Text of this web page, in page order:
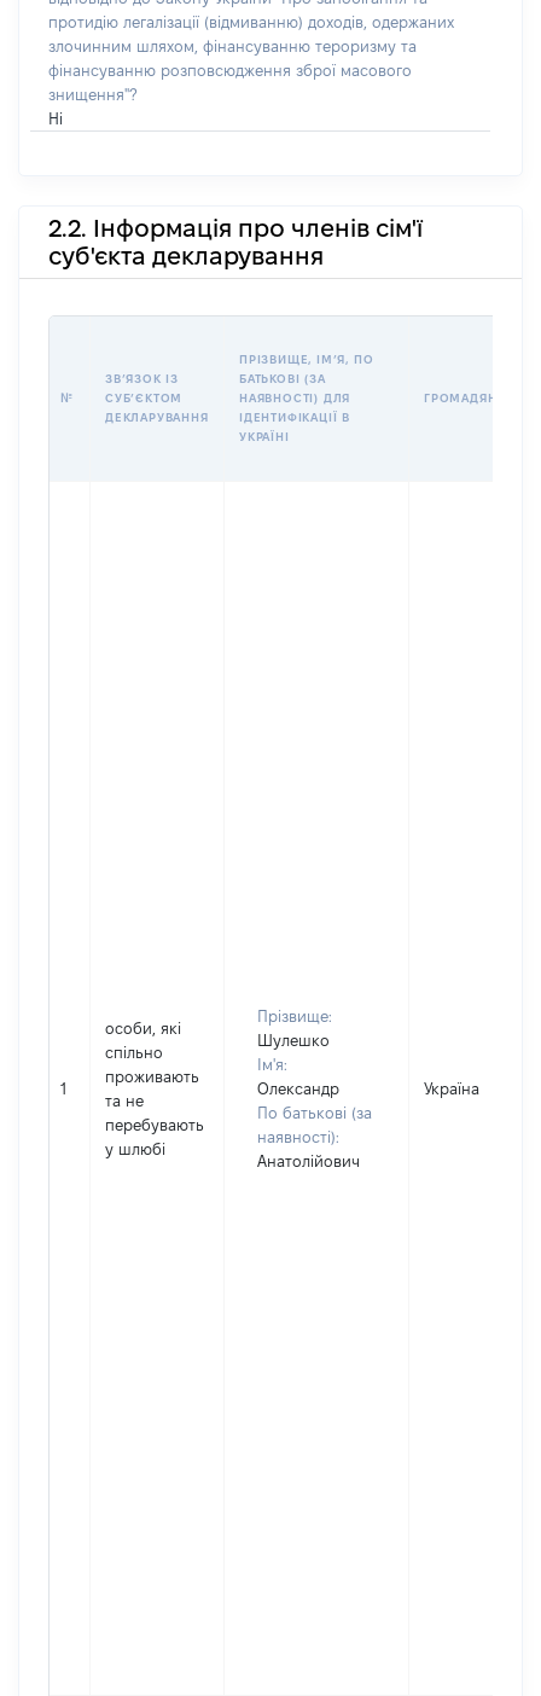
протидію легалізації (відмиванню) доходів, одержаних
злочинним шляхом, фінансуванню тероризму та
фінансуванню розповсюдження зброї масового
знищення"?
Ні
2.2. Інформація про членів сім'ї
суб'єкта декларування
№
ЗВʼЯЗОК ІЗ
СУБʼЄКТОМ
ДЕКЛАРУВАННЯ
ПРІЗВИЩЕ, ІМʼЯ, ПО
БАТЬКОВІ (ЗА
НАЯВНОСТІ) ДЛЯ
ІДЕНТИФІКАЦІЇ В
УКРАЇНІ
ГРОМАДЯНСТВО
1
особи, які
спільно
проживають
та не
перебувають
у шлюбі
Прізвище:
Шулешко
Ім'я:
Олександр
По батькові (за
наявності):
Анатолійович
Україна